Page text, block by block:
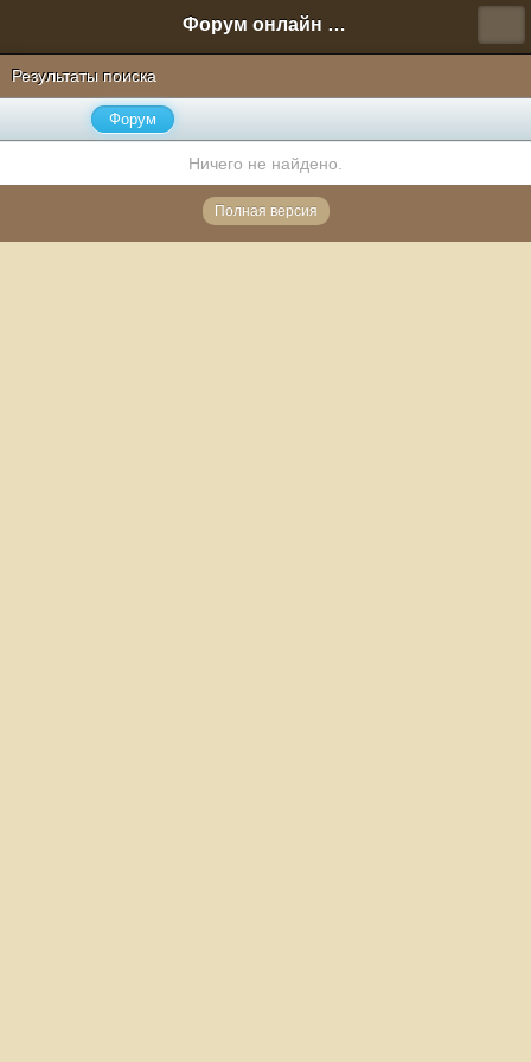
Форум онлайн игры "Новая Эра" (Нюра Биз)
Результаты поиска
Форум
Ничего не найдено.
Полная версия